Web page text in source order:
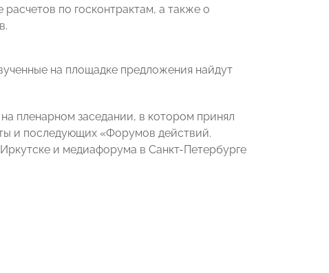
по госконтрактам, а также о
на площадке предложения найдут
пленарном заседании, в котором принял
и последующих «Форумов действий.
и медиафорума в Санкт-Петербурге